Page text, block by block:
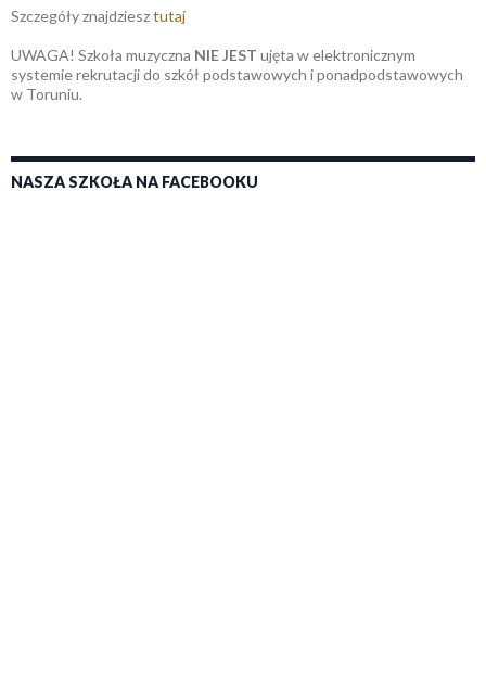
Szczegóły znajdziesztutaj
UWAGA! Szkoła muzyczna NIE JEST ujęta w elektronicznym
systemie rekrutacji do szkół podstawowych i ponadpodstawowych
w Toruniu.
NASZA SZKOŁA NA FACEBOOKU